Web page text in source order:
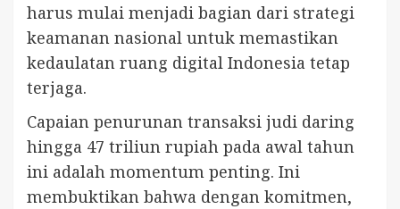
harus mulai menjadi bagian dari strategi
keamanan nasional untuk memastikan
kedaulatan ruang digital Indonesia tetap
terjaga.
Capaian penurunan transaksi judi daring
hingga 47 triliun rupiah pada awal tahun
ini adalah momentum penting. Ini
membuktikan bahwa dengan komitmen,